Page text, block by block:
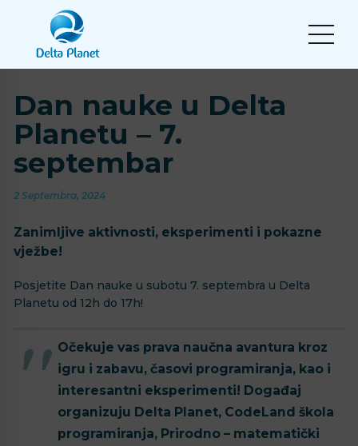
Dan nauke u Delta
Planetu – 7.
septembar
2 Septembra, 2024
Zanimljive aktivnosti, eksperimenti i pokazne
vježbe!
Posjetite Dan nauke u subotu 7. septembra u Delta
Planetu od 12h do 17h!
Očekuje vas prava naučna avantura kroz
igru i zabavu, časovi programiranja, kao i
interesantni eksperimenti! Događaj
organizuju Delta Planet, CodeLand škola
programiranja, Prirodno – matematički